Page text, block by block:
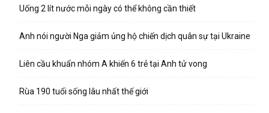
Uống 2 lít nước mỗi ngày có thể không cần thiết
Anh nói người Nga giảm ủng hộ chiến dịch quân sự tại Ukraine
Liên cầu khuẩn nhóm A khiến 6 trẻ tại Anh tử vong
Rùa 190 tuổi sống lâu nhất thế giới